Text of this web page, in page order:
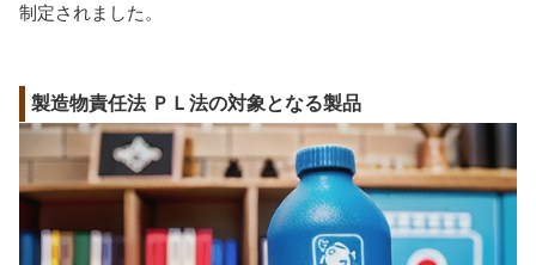
制定されました。
製造物責任法 ＰＬ法の対象となる製品